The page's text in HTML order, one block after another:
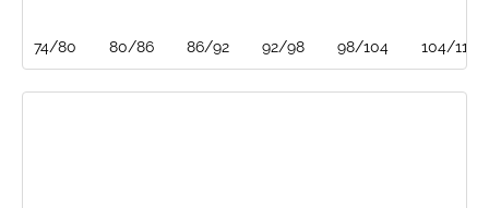
74/80 80/86 86/92 92/98 98/104 104/110